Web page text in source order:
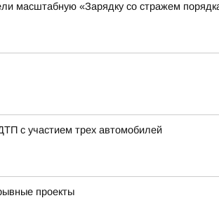
масштабную «Зарядку со стражем
с участием трех автомобилей
проекты